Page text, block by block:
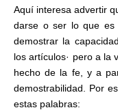
Aquí interesa advertir
darse o ser lo que es
demostrar la
los artículos· pero a la
hecho de la fe, y a
demostrabilidad. Por
estas palabras: